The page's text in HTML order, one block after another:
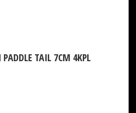
TAIL 7CM 4KPL